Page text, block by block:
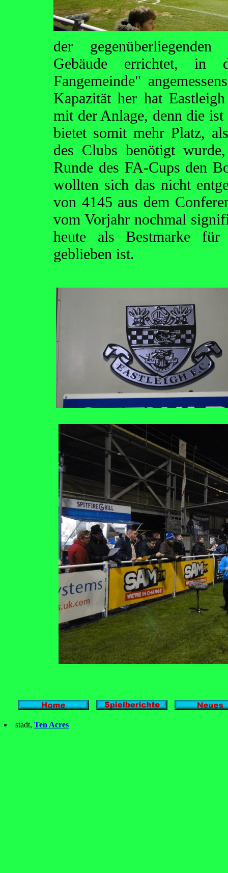
der
Gebäude errichtet, in
Fangemeinde"
Kapazität her hat
mit der Anlage, denn die ist
bietet somit mehr Platz,
des Clubs benötigt
Runde des FA-Cups den
wollten sich das nicht
von 4145 aus dem
vom Vorjahr nochmal
heute als Bestmarke für
geblieben ist.
stadt, Ten Acres